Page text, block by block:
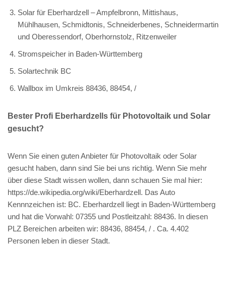
Solar für Eberhardzell – Ampfelbronn, Mittishaus,
Mühlhausen, Schmidtonis, Schneiderbenes, Schneidermartin
und Oberessendorf, Oberhornstolz, Ritzenweiler
Stromspeicher in Baden-Württemberg
Solartechnik BC
Wallbox im Umkreis 88436, 88454, /
Bester Profi Eberhardzells für Photovoltaik und Solar
gesucht?
Wenn Sie einen guten Anbieter für Photovoltaik oder Solar
gesucht haben, dann sind Sie bei uns richtig. Wenn Sie mehr
über diese Stadt wissen wollen, dann schauen Sie mal hier:
https://de.wikipedia.org/wiki/Eberhardzell. Das Auto
Kennnzeichen ist: BC. Eberhardzell liegt in Baden-Württemberg
und hat die Vorwahl: 07355 und Postleitzahl: 88436. In diesen
PLZ Bereichen arbeiten wir: 88436, 88454, / . Ca. 4.402
Personen leben in dieser Stadt.